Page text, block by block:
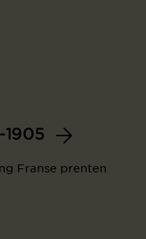
1905
Franse prenten